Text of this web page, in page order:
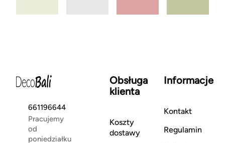
661196644
Pracujemy
od
poniedziałku
Obsługa
klienta
Koszty
dostawy
Informacje
Kontakt
Regulamin